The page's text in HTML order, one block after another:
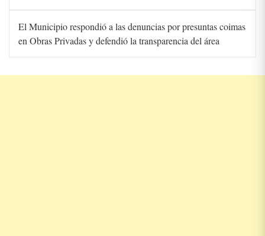
El Municipio respondió a las denuncias por presuntas coimas
en Obras Privadas y defendió la transparencia del área